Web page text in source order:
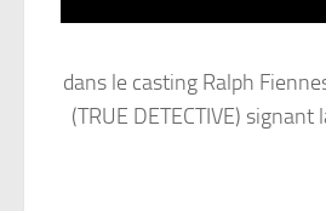
dans le casting Ralph
(TRUE DETECTIVE)